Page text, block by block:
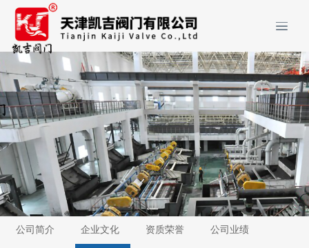
公司简介 企业文化 资质荣誉 公司业绩